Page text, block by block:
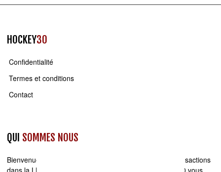
HOCKEY30
Confidentialité
Termes et conditions
Contact
QUI SOMMES NOUS
Bienvenue sur
. Actualité, rumeurs de transactions
dans la LNH et sur les Canadiens de Montréal, Hockey30 vous